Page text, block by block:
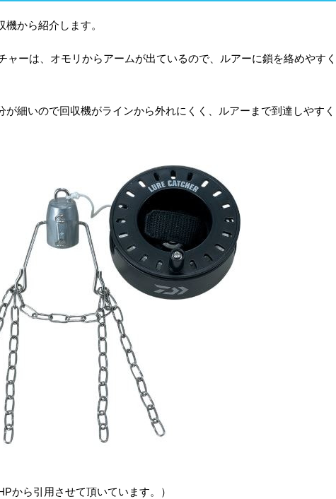
から紹介します。
ャーは、オモリからアームが出ているので、ルアーに鎖を絡めやすく
が細いので回収機がラインから外れにくく、ルアーまで到達しやすく
から引用させて頂いています。）